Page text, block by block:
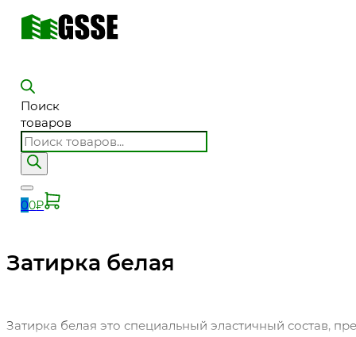
Поиск
товаров
00₽
Затирка белая
Затирка белая это специальный эластичный состав,